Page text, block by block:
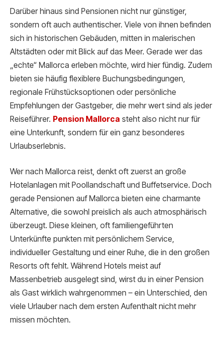
Darüber hinaus sind Pensionen nicht nur günstiger,
sondern oft auch authentischer. Viele von ihnen befinden
sich in historischen Gebäuden, mitten in malerischen
Altstädten oder mit Blick auf das Meer. Gerade wer das
„echte“ Mallorca erleben möchte, wird hier fündig. Zudem
bieten sie häufig flexiblere Buchungsbedingungen,
regionale Frühstücksoptionen oder persönliche
Empfehlungen der Gastgeber, die mehr wert sind als jeder
Reiseführer. Pension Mallorca steht also nicht nur für
eine Unterkunft, sondern für ein ganz besonderes
Urlaubserlebnis.
Wer nach Mallorca reist, denkt oft zuerst an große
Hotelanlagen mit Poollandschaft und Buffetservice. Doch
gerade Pensionen auf Mallorca bieten eine charmante
Alternative, die sowohl preislich als auch atmosphärisch
überzeugt. Diese kleinen, oft familiengeführten
Unterkünfte punkten mit persönlichem Service,
individueller Gestaltung und einer Ruhe, die in den großen
Resorts oft fehlt. Während Hotels meist auf
Massenbetrieb ausgelegt sind, wirst du in einer Pension
als Gast wirklich wahrgenommen – ein Unterschied, den
viele Urlauber nach dem ersten Aufenthalt nicht mehr
missen möchten.